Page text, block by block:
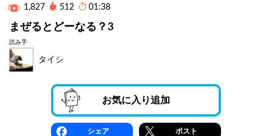
1,827
512 01:38
まぜるとどーなる？3
読み手
タイシ
お気に入り追加
シェア ポスト